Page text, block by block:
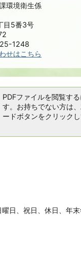
環境衛生係
目5番3号
1248
せはこちら
PDFファイルを閲覧す
す。お持ちでない方は
ードボタンをクリック
曜日、祝日、休日、年末